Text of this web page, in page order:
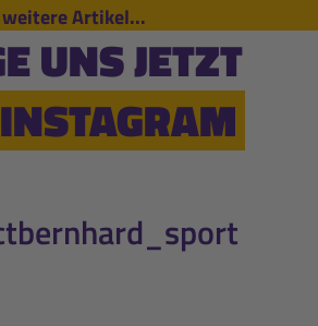
weitere Artikel...
UNS JETZT
INSTAGRAM